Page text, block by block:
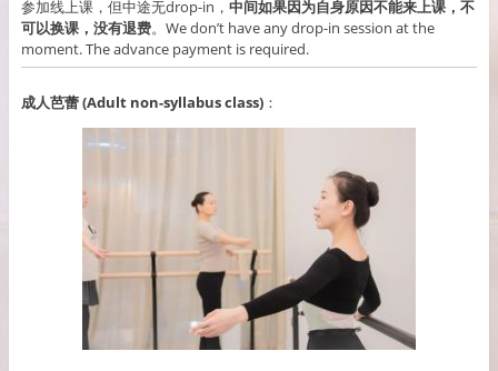
参加线上课，但中途无drop-in， 中间如果因为自身原因不能来上课，不
可以换课，没有退费。We don’t have any drop-in session at the
moment. The advance payment is required.
成人芭蕾 (Adult non-syllabus class)：